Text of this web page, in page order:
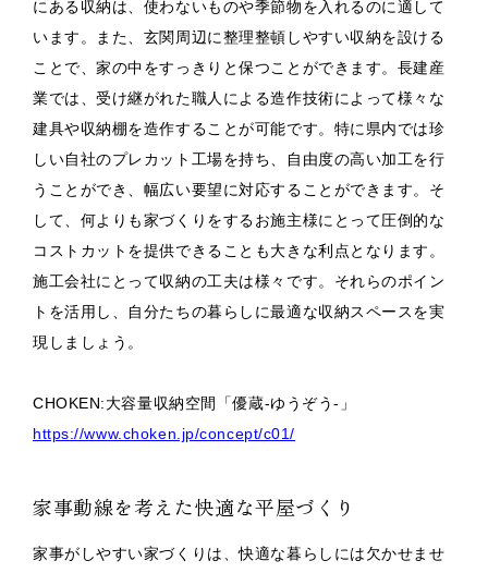
にある収納は、使わないものや季節物を入れるのに適して
います。また、玄関周辺に整理整頓しやすい収納を設ける
ことで、家の中をすっきりと保つことができます。長建産
業では、受け継がれた職人による造作技術によって様々な
建具や収納棚を造作することが可能です。特に県内では珍
しい自社のプレカット工場を持ち、自由度の高い加工を行
うことができ、幅広い要望に対応することができます。そ
して、何よりも家づくりをするお施主様にとって圧倒的な
コストカットを提供できることも大きな利点となります。
施工会社にとって収納の工夫は様々です。それらのポイン
トを活用し、自分たちの暮らしに最適な収納スペースを実
現しましょう。
CHOKEN:大容量収納空間「優蔵-ゆうぞう-」
https://www.choken.jp/concept/c01/
家事動線を考えた快適な平屋づくり
家事がしやすい家づくりは、快適な暮らしには欠かせませ